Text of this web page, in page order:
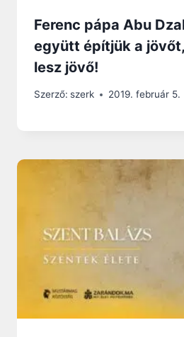
Ferenc pápa Abu
együtt építjük a
lesz jövő!
Szerző: szerk 2019. február 5.